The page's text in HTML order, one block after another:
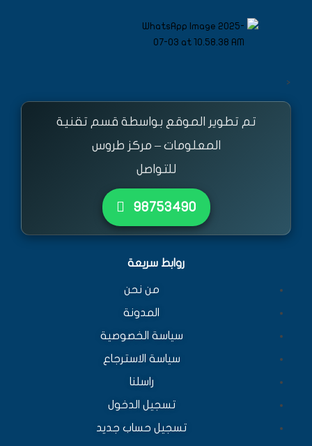
<
تم تطوير الموقع بواسطة قسم تقنية
المعلومات – مركز طروس
للتواصل
٩٨٧٥٣٤٩٠
روابط سريعة
من نحن
المدونة
سياسة الخصوصية
سياسة الاسترجاع
راسلنا
تسجيل الدخول
تسجيل حساب جديد